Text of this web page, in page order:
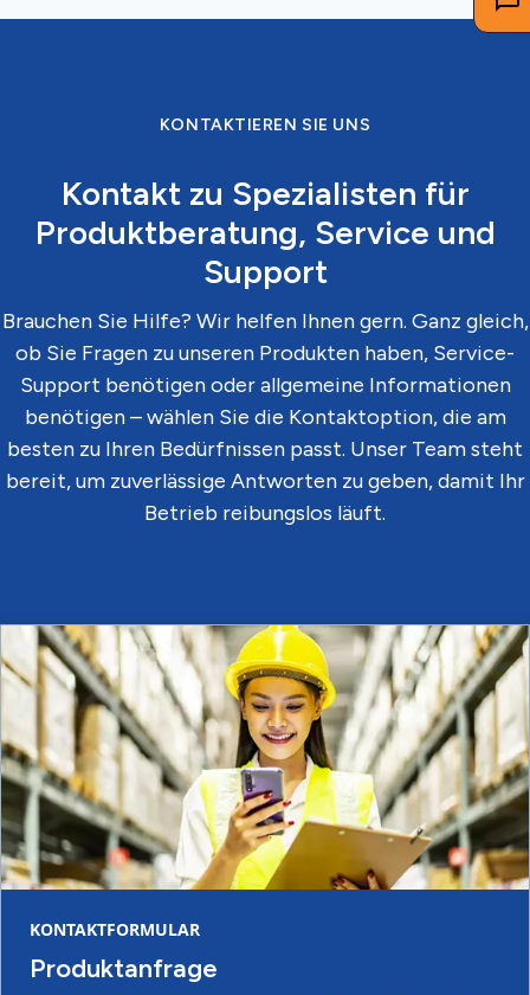
KONTAKTIEREN SIE UNS
Kontakt zu Spezialisten für
Produktberatung, Service und
Support
Brauchen Sie Hilfe? Wir helfen Ihnen gern. Ganz gleich,
ob Sie Fragen zu unseren Produkten haben, Service-
Support benötigen oder allgemeine Informationen
benötigen – wählen Sie die Kontaktoption, die am
besten zu Ihren Bedürfnissen passt. Unser Team steht
bereit, um zuverlässige Antworten zu geben, damit Ihr
Betrieb reibungslos läuft.
KONTAKTFORMULAR
Produktanfrage